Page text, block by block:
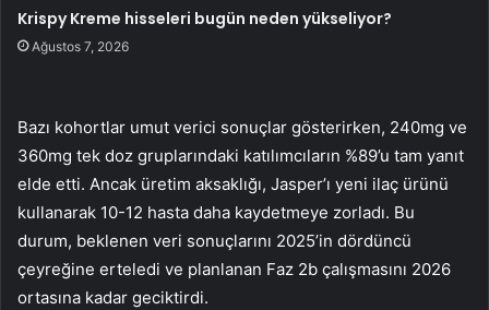
Krispy Kreme hisseleri bugün neden yükseliyor?
Ağustos 7, 2026
Bazı kohortlar umut verici sonuçlar gösterirken, 240mg ve
360mg tek doz gruplarındaki katılımcıların %89’u tam yanıt
elde etti. Ancak üretim aksaklığı, Jasper’ı yeni ilaç ürünü
kullanarak 10-12 hasta daha kaydetmeye zorladı. Bu
durum, beklenen veri sonuçlarını 2025’in dördüncü
çeyreğine erteledi ve planlanan Faz 2b çalışmasını 2026
ortasına kadar geciktirdi.